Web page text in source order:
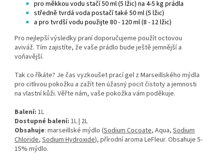
pro měkkou vodu stačí 50 ml (5 lžic) na 4-5 kg ​​prádla
středně tvrdá voda postačí také 50 ml (5 lžic)
a pro tvrdší vodu použijte 80 - 120 ml (8 - 12 lžic)
Pro nejlepší výsledky praní doporučujeme použít octovou
aviváž. Tím zajistíte, že vaše prádlo bude ještě jemnější a
voňavější.
Tak co říkáte? Je čas vyzkoušet prací gel z Marseillského mýdla
pro citlivou pokožku a zažít ten úžasný pocit čistoty a jemnosti
na vlastní kůži. Věřte nám, vaše pokožka vám poděkuje.
Balení: 1L
Dostupné balení: 1L | 2L
Obsahuje: marseillské mýdlo (Sodium Cocoate, Aqua, Sodium
Chloride, Sodium Hydroxide), přírodní aroma LeFleur. Obsahuje 5-
15% mýdlo.